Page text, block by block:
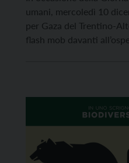
umani, mercoledì 10
per Gaza del Trentino-
flash mob davanti
oltre 1.700 operatori